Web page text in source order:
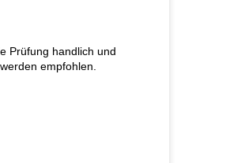
Prüfung handlich und
empfohlen.